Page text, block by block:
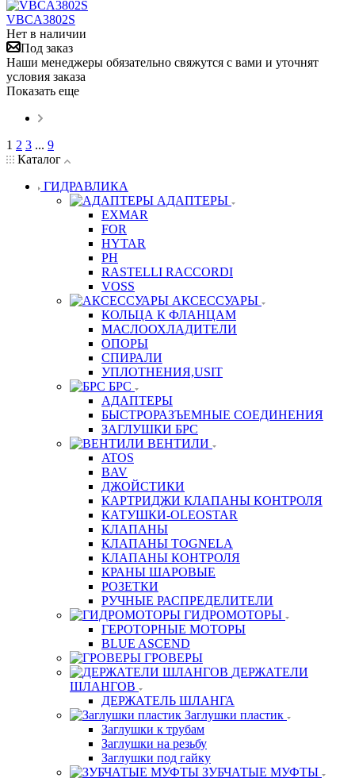
VBCA3802S
Нет в наличии
Под заказ
Наши менеджеры обязательно свяжутся с вами и уточнят
условия заказа
Показать еще
1 2 3 ... 9
Каталог
ГИДРАВЛИКА
АДАПТЕРЫ
EXMAR
FOR
HYTAR
PH
RASTELLI RACCORDI
VOSS
АКСЕССУАРЫ
КОЛЬЦА К ФЛАНЦАМ
МАСЛООХЛАДИТЕЛИ
ОПОРЫ
СПИРАЛИ
УПЛОТНЕНИЯ,USIT
БРС
АДАПТЕРЫ
БЫСТРОРАЗЪЕМНЫЕ СОЕДИНЕНИЯ
ЗАГЛУШКИ БРС
ВЕНТИЛИ
ATOS
BAV
ДЖОЙСТИКИ
КАРТРИДЖИ КЛАПАНЫ КОНТРОЛЯ
КАТУШКИ-OLEOSTAR
КЛАПАНЫ
КЛАПАНЫ TOGNELA
КЛАПАНЫ КОНТРОЛЯ
КРАНЫ ШАРОВЫЕ
РОЗЕТКИ
РУЧНЫЕ РАСПРЕДЕЛИТЕЛИ
ГИДРОМОТОРЫ
ГЕРОТОРНЫЕ МОТОРЫ
BLUE ASCEND
ГРОВЕРЫ
ДЕРЖАТЕЛИ
ШЛАНГОВ
ДЕРЖАТЕЛЬ ШЛАНГА
Заглушки пластик
Заглушки к трубам
Заглушки на резьбу
Заглушки под гайку
ЗУБЧАТЫЕ МУФТЫ